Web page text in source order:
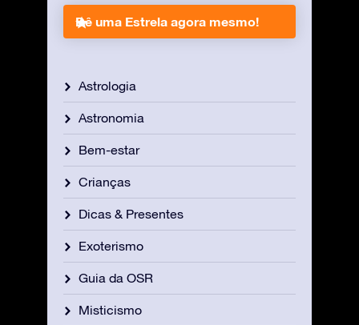
Dê uma Estrela agora mesmo!
Astrologia
Astronomia
Bem-estar
Crianças
Dicas & Presentes
Exoterismo
Guia da OSR
Misticismo